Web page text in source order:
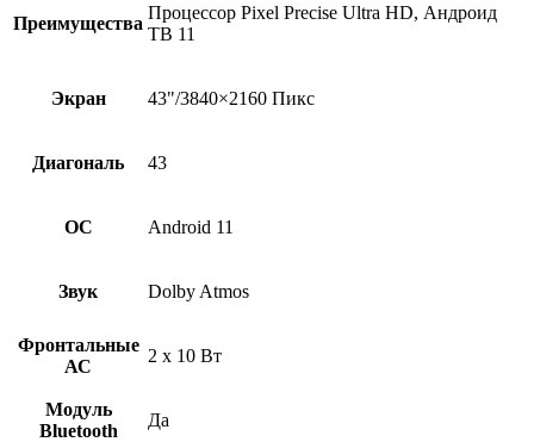
Преимущества
Процессор Pixel Precise Ultra HD, Андроид
ТВ 11
Экран 43"/3840×2160 Пикс
Диагональ 43
ОС Android 11
Звук Dolby Atmos
Фронтальные
АС
2 x 10 Вт
Модуль
Bluetooth
Да